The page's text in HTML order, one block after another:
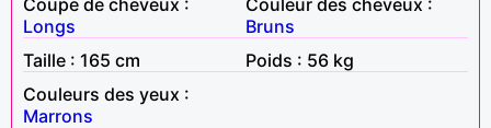
Longs
Bruns
Taille : 165 cm
Poids : 56 kg
Couleurs des yeux :
Marrons